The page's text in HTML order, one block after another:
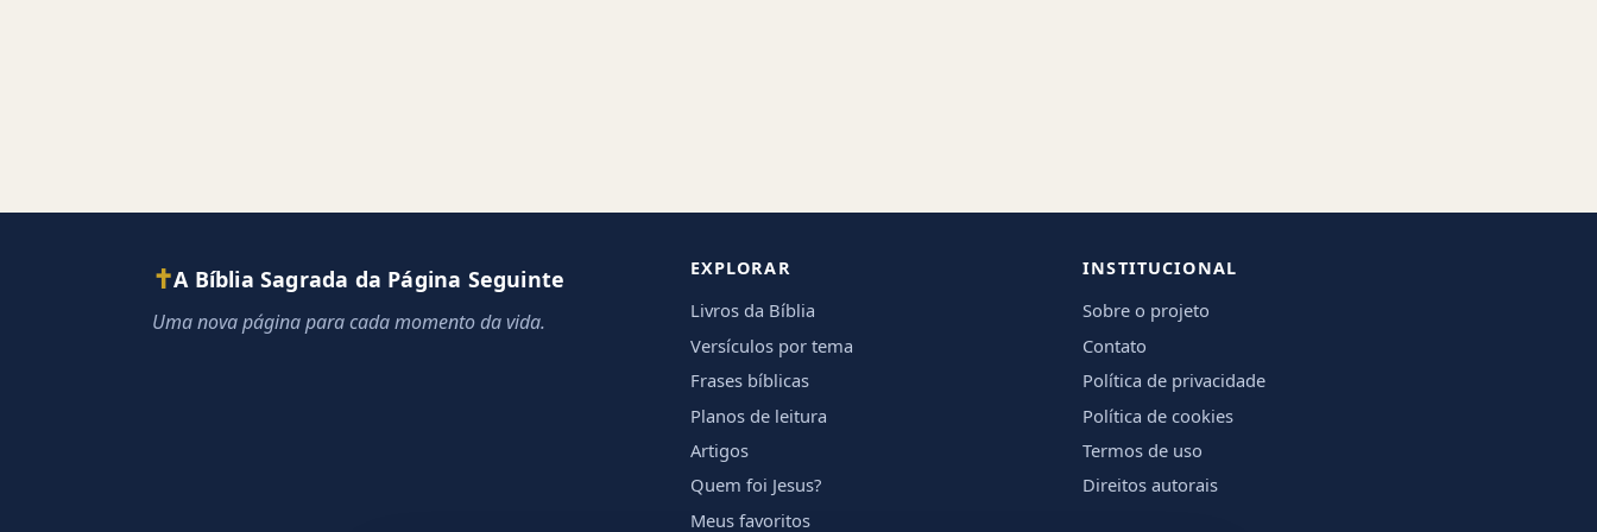
✝A Bíblia Sagrada da Página Seguinte
Uma nova página para cada momento da vida.
EXPLORAR
Livros da Bíblia
Versículos por tema
Frases bíblicas
Planos de leitura
Artigos
Quem foi Jesus?
Meus favoritos
INSTITUCIONAL
Sobre o projeto
Contato
Política de privacidade
Política de cookies
Termos de uso
Direitos autorais